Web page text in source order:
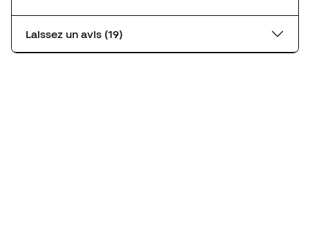
Laissez un avis (19)